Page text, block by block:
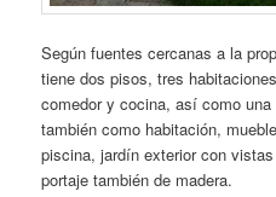
Según fuentes cercanas a la
tiene dos pisos, tres
comedor y cocina, así como
también como habitación,
piscina, jardín exterior con
portaje también de madera.